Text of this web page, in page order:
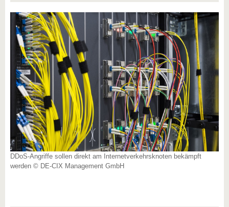
DDoS-Angriffe sollen direkt am Internetverkehrsknoten bekämpft
werden © DE-CIX Management GmbH